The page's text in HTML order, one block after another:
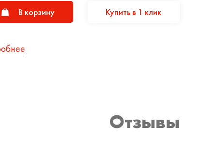
В корзину Купить в 1 клик
Отзывы